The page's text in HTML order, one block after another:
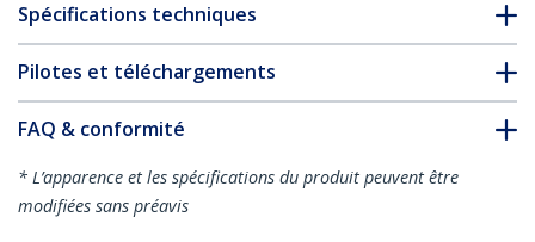
Spécifications techniques
Pilotes et téléchargements
FAQ & conformité
* L’apparence et les spécifications du produit peuvent être
modifiées sans préavis